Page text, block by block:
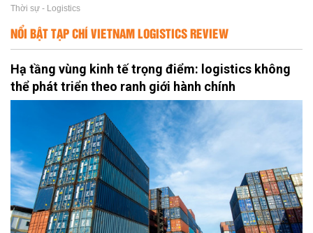
Thời sự - Logistics
NỔI BẬT TẠP CHÍ VIETNAM LOGISTICS REVIEW
Hạ tầng vùng kinh tế trọng điểm: logistics không
thể phát triển theo ranh giới hành chính